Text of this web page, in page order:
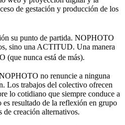
de gestación y producción de los
su punto de partida. NOPHOTO
sino una ACTITUD. Una manera
(que nunca está de más).
no renuncie a ninguna
Los trabajos del colectivo ofrecen
lo cotidiano que siempre conduce a
resultado de la reflexión en grupo
de creación alternativos.